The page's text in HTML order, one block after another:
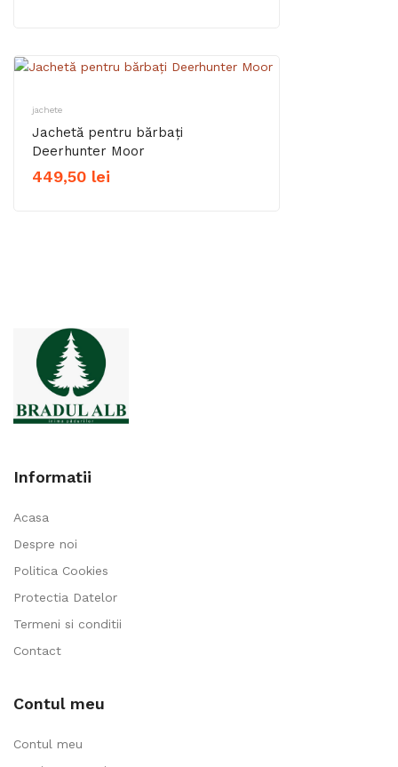
349,50 lei
jachete
Jachetă pentru bărbați
Deerhunter Moor
449,50 lei
Informatii
Acasa
Despre noi
Politica Cookies
Protectia Datelor
Termeni si conditii
Contact
Contul meu
Contul meu